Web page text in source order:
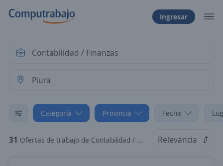
Ingresar
Categoría Provincia Fecha
31 Ofertas de trabajo de Contabilidad / Finanzas en Piura, Piura Relevancia